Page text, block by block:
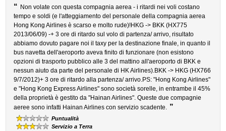
“ Non volate con questa compagnia aerea - i ritardi nei voli costano
tempo e soldi (e l'atteggiamento del personale della compagnia aerea
Hong Kong Airlines è scarso e molto rude)!HKG -> BKK (HX775
2013/06/09) -+ 3 ore di ritardo sul volo di partenza/ arrivo, risultato
abbiamo dovuto pagare noi il taxy per la destinazione finale, in quanto il
bus navetta dell'aeroporto aveva finito di funzionare (non esistono
opzioni di trasporto pubblico alle 3 del mattino all'aeroporto di BKK e
nessun aiuto da parte del personale di HK Airlines).BKK -> HKG (HX766
9/7/2012)+ 3 ore di ritardo alla partenza/ arrivo.PS: "Hong Kong Airlines"
e "Hong Kong Express Airlines" sono società sorelle, in entrambe il 45%
della proprietà è gestito da "Hainan Airlines". Queste due compagnie
aeree sono infatti Hainan Airlines con servizio scadente. ”
Puntualità
Servizio a Terra